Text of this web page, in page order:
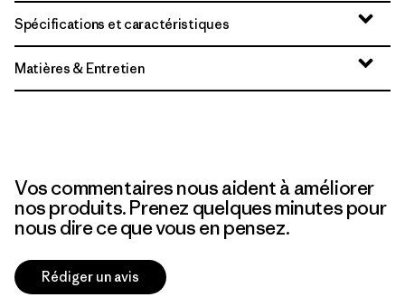
Spécifications et caractéristiques
Matières & Entretien
Vos commentaires nous aident à améliorer
nos produits. Prenez quelques minutes pour
nous dire ce que vous en pensez.
Rédiger un avis